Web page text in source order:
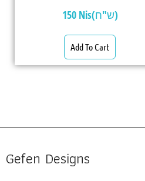
150 Nis(ש"ח)
Add To Cart
Gefen Designs